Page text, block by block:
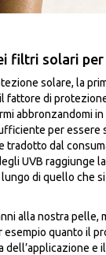
filtri solari per
solare, la
fattore di
abbronzandomi
per essere
tradotto dal
UVB raggiunge
di quello che
alla nostra
quanto il
dell’applicazione e